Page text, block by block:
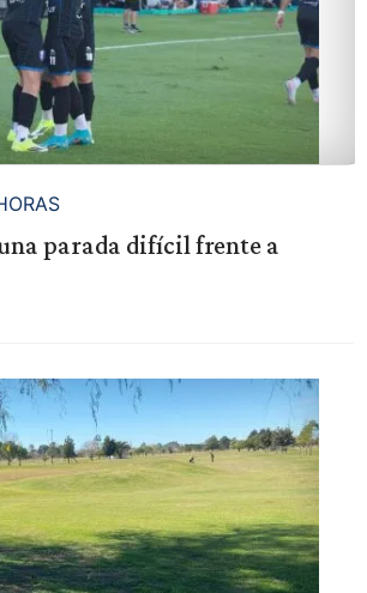
parada difícil frente a